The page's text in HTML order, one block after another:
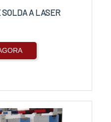
A LASER